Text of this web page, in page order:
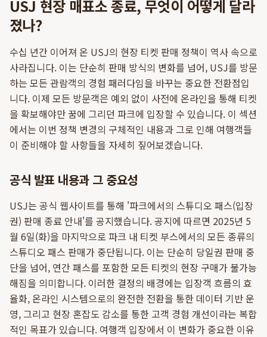
USJ 현장 매표소 종료, 무엇이 어떻게 달라
졌나?
수십 년간 이어져 온 USJ의 현장 티켓 판매 정책이 역사 속으로
사라집니다. 이는 단순히 판매 방식의 변화를 넘어, USJ를 방문
하는 모든 관람객의 경험 패러다임을 바꾸는 중요한 전환점입
니다. 이제 모든 방문객은 예외 없이 사전에 온라인을 통해 티켓
을 확보해야만 꿈에 그리던 파크에 입장할 수 있습니다. 이 섹션
에서는 이번 정책 변경의 구체적인 내용과 그로 인해 여행객들
이 준비해야 할 사항들을 자세히 짚어보겠습니다.
공식 발표 내용과 그 중요성
USJ는 공식 웹사이트를 통해 '파크에서의 스튜디오 패스(입장
권) 판매 종료 안내'를 공지했습니다. 공지에 따르면 2025년 5
월 6일(화)을 마지막으로 파크 내 티켓 부스에서의 모든 종류의
스튜디오 패스 판매가 중단됩니다. 이는 단순히 당일권 판매 중
단을 넘어, 연간 패스를 포함한 모든 티켓의 현장 구매가 불가능
해짐을 의미합니다. 이러한 결정의 배경에는 입장객 흐름의 효
율화, 온라인 시스템으로의 완전한 전환을 통한 데이터 기반 운
영, 그리고 현장 혼잡도 감소를 통한 고객 경험 개선이라는 복합
적인 목표가 있습니다. 여행객 입장에서 이 변화가 중요한 이유